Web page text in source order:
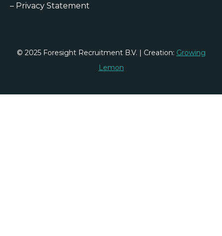
– Privacy Statement
© 2025 Foresight Recruitment B.V. | Creation: Growing
Lemon